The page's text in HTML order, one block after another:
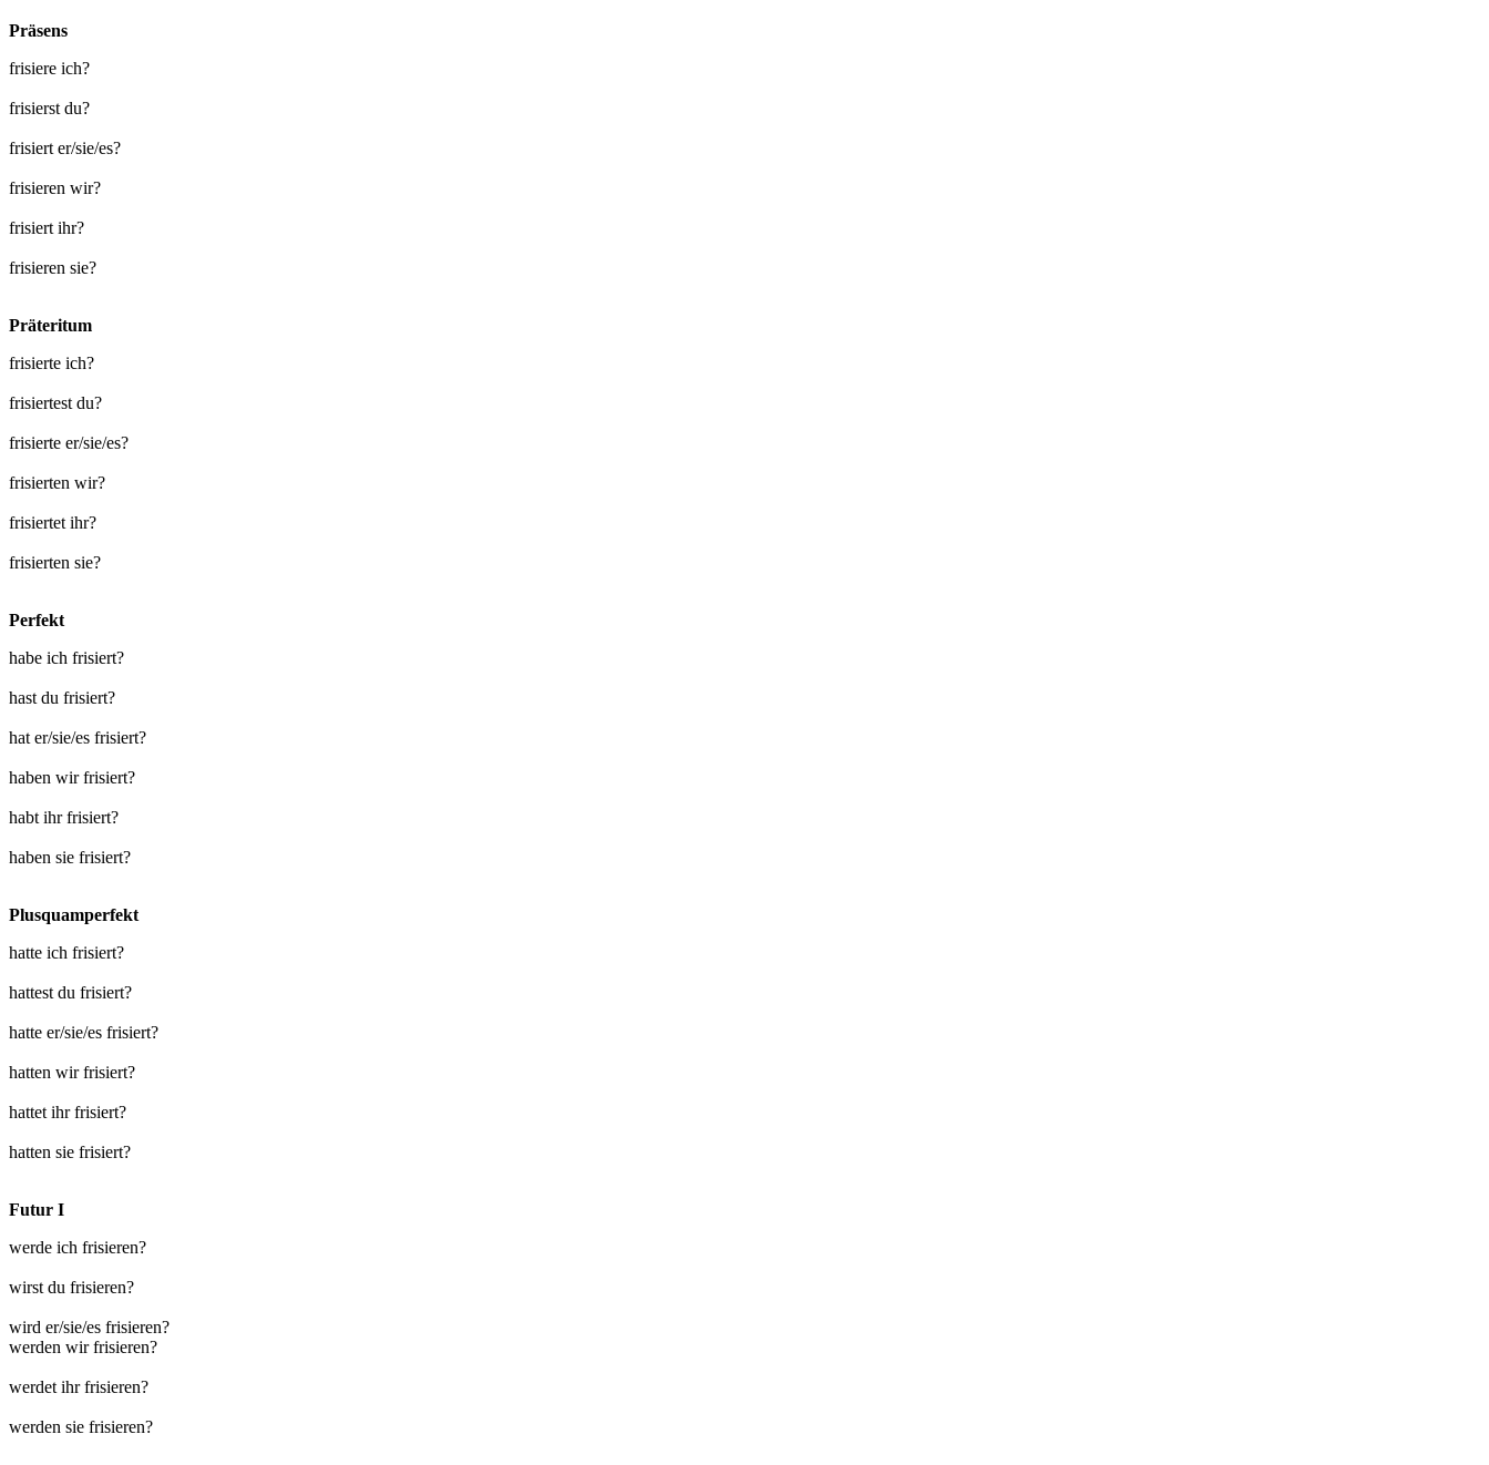
Präsens
frisiere ich?
frisierst du?
frisiert er/sie/es?
frisieren wir?
frisiert ihr?
frisieren sie?
Präteritum
frisierte ich?
frisiertest du?
frisierte er/sie/es?
frisierten wir?
frisiertet ihr?
frisierten sie?
Perfekt
habe ich frisiert?
hast du frisiert?
hat er/sie/es frisiert?
haben wir frisiert?
habt ihr frisiert?
haben sie frisiert?
Plusquamperfekt
hatte ich frisiert?
hattest du frisiert?
hatte er/sie/es frisiert?
hatten wir frisiert?
hattet ihr frisiert?
hatten sie frisiert?
Futur I
werde ich frisieren?
wirst du frisieren?
wird er/sie/es frisieren?
werden wir frisieren?
werdet ihr frisieren?
werden sie frisieren?